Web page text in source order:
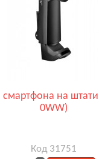
на
0WW)
Код 31751